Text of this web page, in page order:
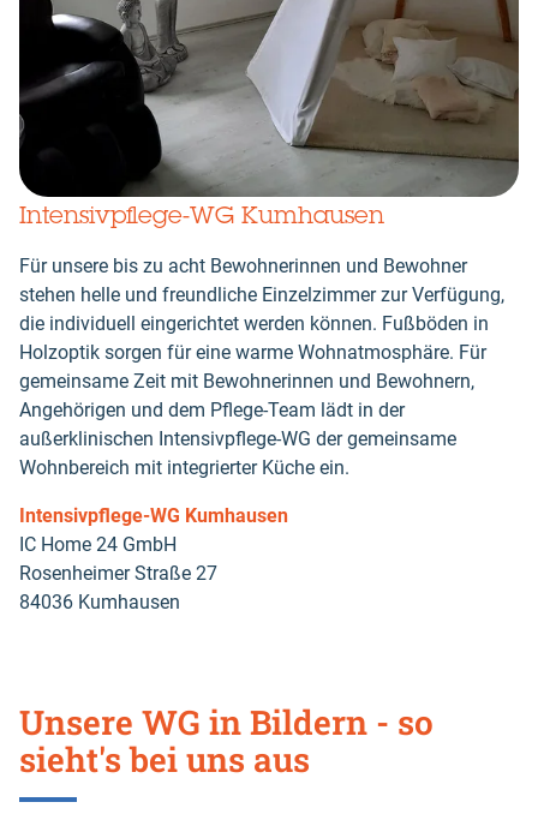
Intensivpflege-WG Kumhausen
Für unsere bis zu acht Bewohnerinnen und Bewohner
stehen helle und freundliche Einzelzimmer zur Verfügung,
die individuell eingerichtet werden können. Fußböden in
Holzoptik sorgen für eine warme Wohnatmosphäre. Für
gemeinsame Zeit mit Bewohnerinnen und Bewohnern,
Angehörigen und dem Pflege-Team lädt in der
außerklinischen Intensivpflege-WG der gemeinsame
Wohnbereich mit integrierter Küche ein.
Intensivpflege-WG Kumhausen
IC Home 24 GmbH
Rosenheimer Straße 27
84036 Kumhausen
Unsere WG in Bildern - so
sieht's bei uns aus